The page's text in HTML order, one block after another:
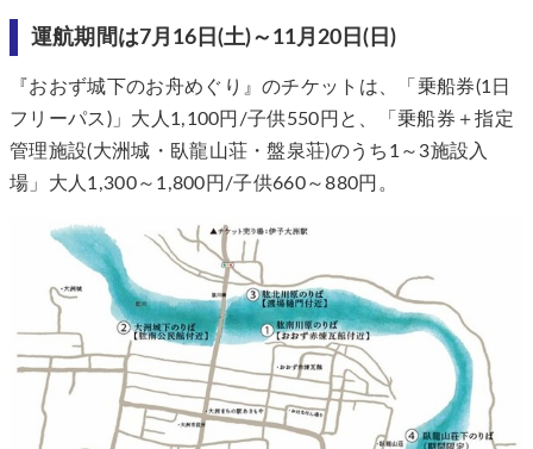
運航期間は7月16日(土)～11月20日(日)
『おおず城下のお舟めぐり』のチケットは、「乗船券(1日
フリーパス)」大人1,100円/子供550円と、「乗船券＋指定
管理施設(大洲城・臥龍山荘・盤泉荘)のうち1～3施設入
場」大人1,300～1,800円/子供660～880円。